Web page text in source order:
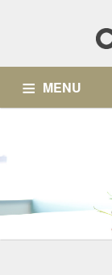
MENU